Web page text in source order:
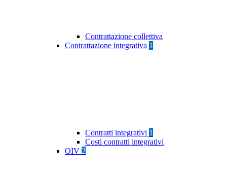
Contrattazione collettiva
Contrattazione integrativa 1
Contratti integrativi 1
Costi contratti integrativi
OIV 2